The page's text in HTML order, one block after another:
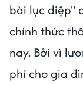
bài lục diệp"
chính thức
nay. Bởi vì
phí cho gia